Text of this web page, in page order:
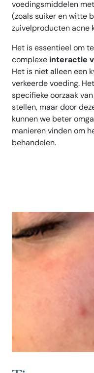
voedingsmiddelen
(zoals suiker en witte
zuivelproducten acne
Het is essentieel om
complexe interactie
Het is niet alleen een
verkeerde voeding.
specifieke oorzaak
stellen, maar door
kunnen we beter
manieren vinden om
behandelen.